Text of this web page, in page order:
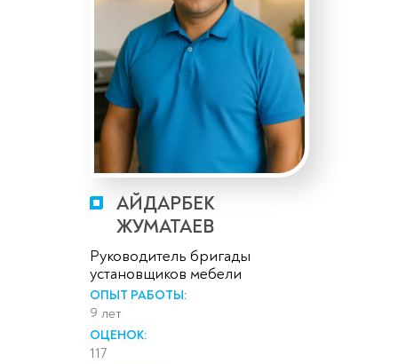
АЙДАРБЕК
ЖУМАТАЕВ
Руководитель бригады
установщиков мебели
ОПЫТ РАБОТЫ:
9 лет
ОЦЕНОК:
117